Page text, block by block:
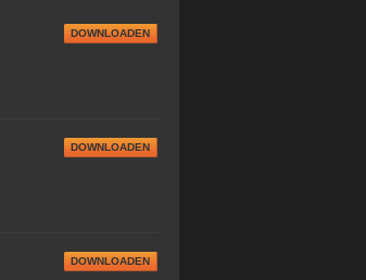
DOWNLOADEN
DOWNLOADEN
DOWNLOADEN